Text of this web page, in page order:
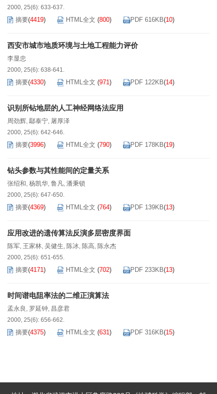
2000, 25(6): 633-637.
摘要(4419) HTML全文 (800) PDF 616KB(10)
西安市城市地质环境与土地工程能力评价
李显忠
2000, 25(6): 638-641.
摘要(4330) HTML全文 (971) PDF 122KB(14)
识别所钻地层的人工神经网络法应用
周劲辉, 鄢泰宁, 屠厚泽
2000, 25(6): 642-646.
摘要(3996) HTML全文 (790) PDF 178KB(19)
钻头参数与其性能间的定量关系
张绍和, 杨凯华, 鲁凡, 潘秉锁
2000, 25(6): 647-650.
摘要(4369) HTML全文 (764) PDF 139KB(13)
应用改进的遗传算法反演多层密度界面
陈军, 王家林, 吴健生, 陈冰, 陈高, 陈永杰
2000, 25(6): 651-655.
摘要(4171) HTML全文 (702) PDF 233KB(13)
时间谱电阻率法的二维正演算法
孟永良 , 罗延钟, 昌彦君
2000, 25(6): 656-662.
摘要(4375) HTML全文 (631) PDF 316KB(15)